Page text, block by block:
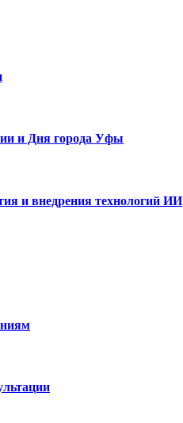
и Дня города Уфы
и внедрения технологий ИИ